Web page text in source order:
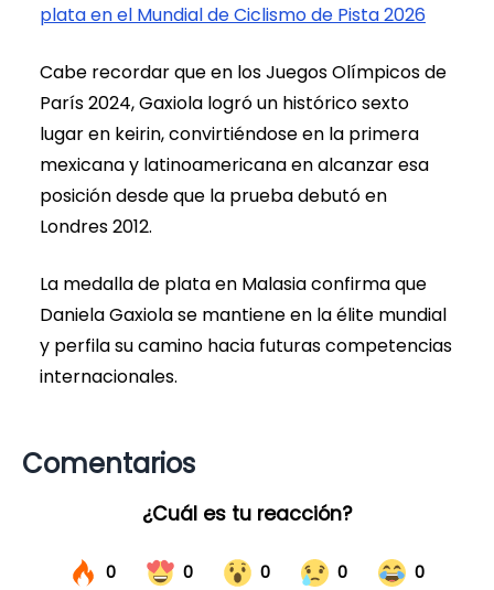
plata en el Mundial de Ciclismo de Pista 2026
Cabe recordar que en los Juegos Olímpicos de
París 2024, Gaxiola logró un histórico sexto
lugar en keirin, convirtiéndose en la primera
mexicana y latinoamericana en alcanzar esa
posición desde que la prueba debutó en
Londres 2012.
La medalla de plata en Malasia confirma que
Daniela Gaxiola se mantiene en la élite mundial
y perfila su camino hacia futuras competencias
internacionales.
Comentarios